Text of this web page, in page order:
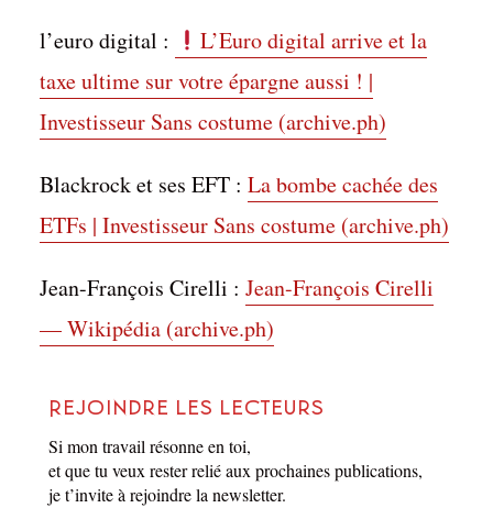
l’euro digital :
L’Euro digital arrive et la
taxe ultime sur votre épargne aussi ! |
Investisseur Sans costume (archive.ph)
Blackrock et ses EFT : La bombe cachée des
ETFs | Investisseur Sans costume (archive.ph)
Jean-François Cirelli : Jean-François Cirelli
— Wikipédia (archive.ph)
Rejoindre les lecteurs
Si mon travail résonne en toi,
et que tu veux rester relié aux prochaines publications,
je t’invite à rejoindre la newsletter.